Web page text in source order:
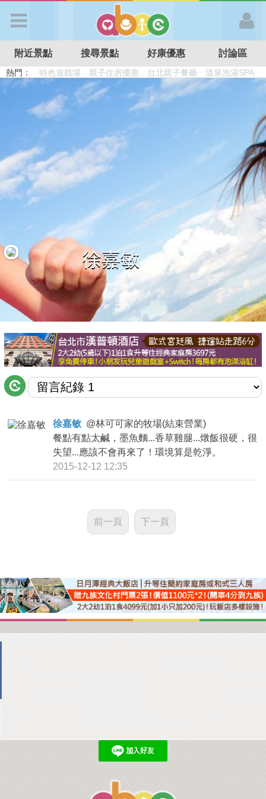
APP登入
首 頁
搜尋景點
好康優惠
最新留言
商家合作
推薦景點
討論區
聯絡我們
APP下載
附近景點 搜尋景點 好康優惠 討論區
熱門： 特色遊戲場 親子住房優惠 台北親子餐廳
溫泉泡湯SPA
溜滑梯民宿
觀光工廠 日本親子景點
徐嘉敏
徐嘉敏 @林可可家的牧場(結束營業)
餐點有點太鹹，墨魚麵...香草雞腿...燉飯很硬，很
失望...應該不會再來了！環境算是乾淨。
2015-12-12 12:35
前一頁 下一頁